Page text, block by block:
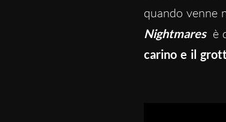
quando venne
Nightmares è
carino e il